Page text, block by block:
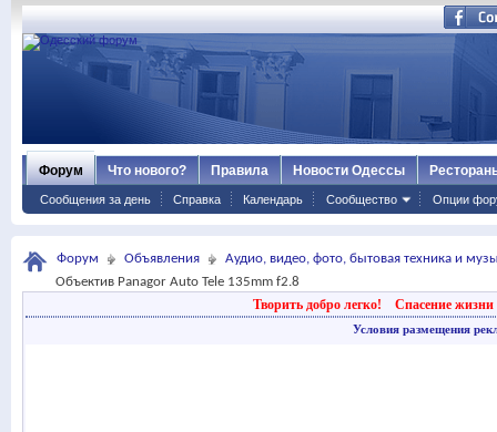
Форум
Сообщения за день Справка Календарь Сообщество Опции
Что нового? Правила Новости Одессы
Форум Объявления
Аудио, видео, фото, бытовая техника и
Объектив Panagor Auto Tele 135mm f2.8
Творить добро легко! Спасение жизни
Условия размещения